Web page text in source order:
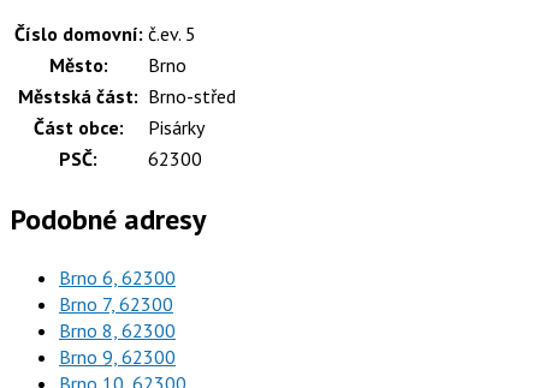
Číslo domovní: č.ev. 5
Město:
Brno
Městská část: Brno-střed
Část obce:
Pisárky
PSČ:
62300
Podobné adresy
Brno 6, 62300
Brno 7, 62300
Brno 8, 62300
Brno 9, 62300
Brno 10, 62300